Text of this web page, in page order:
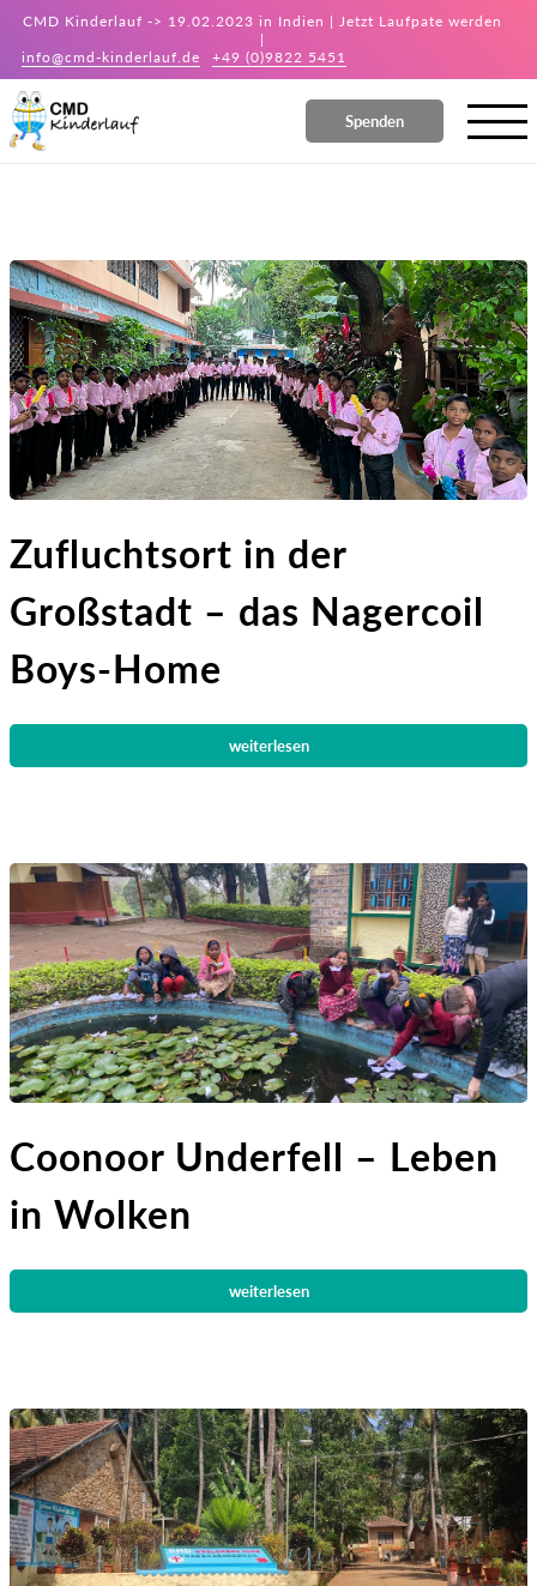
CMD Kinderlauf -> 19.02.2023 in Indien | Jetzt Laufpate werden
|
info@cmd-kinderlauf.de
+49 (0)9822 5451
Spenden
Zufluchtsort in der
Großstadt – das Nagercoil
Boys-Home
weiterlesen
Coonoor Underfell – Leben
in Wolken
weiterlesen